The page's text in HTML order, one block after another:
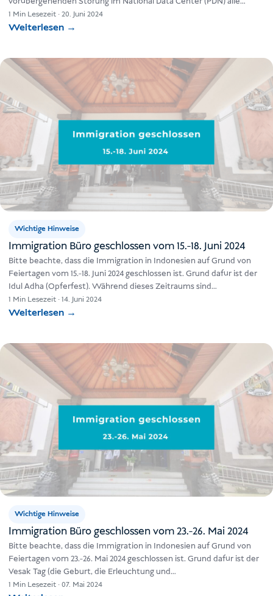
Einwanderungsdienste für Indonesien betroffen…
1 Min Lesezeit ·20. Juni 2024
Weiterlesen →
Wichtige Hinweise
Immigration Büro geschlossen vom 15.-18. Juni 2024
Bitte beachte, dass die Immigration in Indonesien auf Grund von
Feiertagen vom 15.-18. Juni 2024 geschlossen ist. Grund dafür ist der
Idul Adha (Opferfest). Während dieses Zeitraums sind…
1 Min Lesezeit ·14. Juni 2024
Weiterlesen →
Wichtige Hinweise
Immigration Büro geschlossen vom 23.-26. Mai 2024
Bitte beachte, dass die Immigration in Indonesien auf Grund von
Feiertagen vom 23.-26. Mai 2024 geschlossen ist. Grund dafür ist der
Vesak Tag (die Geburt, die Erleuchtung und…
1 Min Lesezeit ·07. Mai 2024